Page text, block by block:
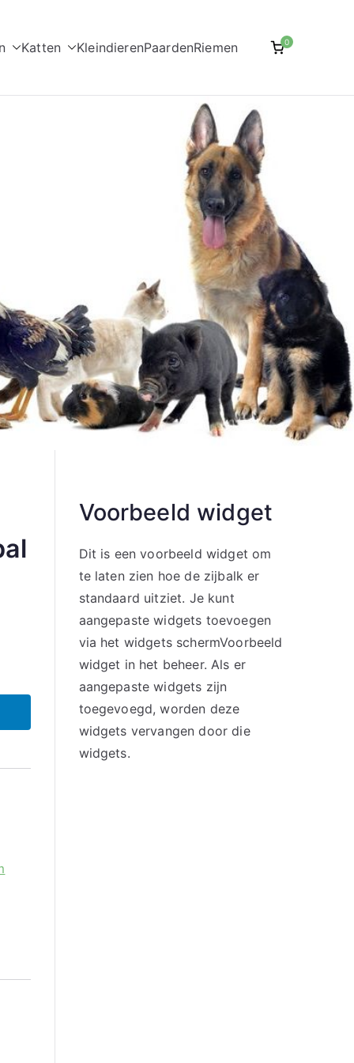
Katten KleindierenPaardenRiemen 0
Voorbeeld widget
Dit is een voorbeeld widget om
te laten zien hoe de zijbalk er
standaard uitziet. Je kunt
aangepaste widgets toevoegen
via het widgets schermVoorbeeld
widget in het beheer. Als er
aangepaste widgets zijn
toegevoegd, worden deze
widgets vervangen door die
widgets.